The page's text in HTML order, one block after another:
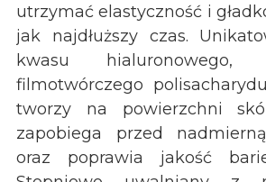
utrzymać elastyczność i
jak najdłuższy czas.
kwasu
filmotwórczego
tworzy na powierzchni
zapobiega przed
oraz poprawia jakość